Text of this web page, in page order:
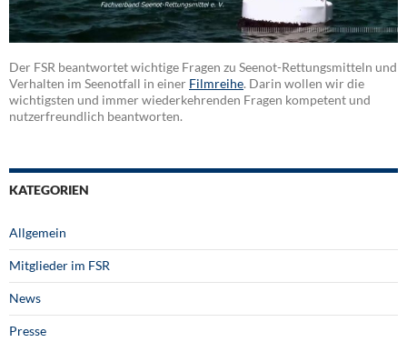
Der FSR beantwortet wichtige Fragen zu Seenot-Rettungsmitteln und
Verhalten im Seenotfall in einer Filmreihe. Darin wollen wir die
wichtigsten und immer wiederkehrenden Fragen kompetent und
nutzerfreundlich beantworten.
KATEGORIEN
Allgemein
Mitglieder im FSR
News
Presse